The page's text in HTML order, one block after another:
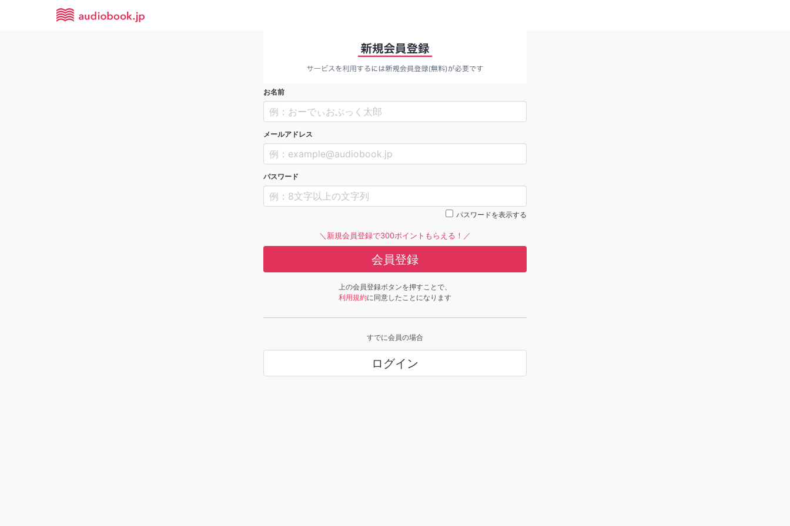
お名前
メールアドレス
パスワード
パスワードを表示する
＼新規会員登録で300ポイントもらえる！／
会員登録
上の会員登録ボタンを押すことで、
利用規約に同意したことになります
すでに会員の場合
ログイン